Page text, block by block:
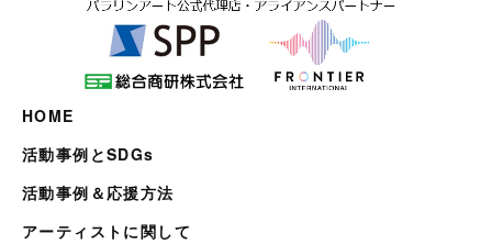
HOME
活動事例とSDGs
活動事例＆応援方法
アーティストに関して